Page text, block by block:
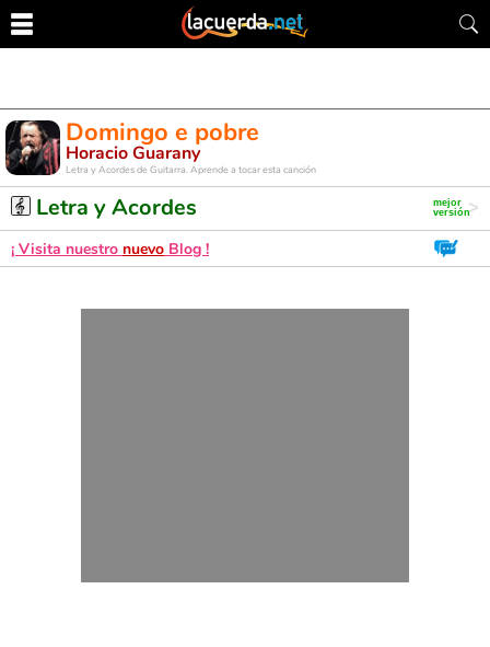
Domingo e pobre
Horacio Guarany
Letra y Acordes de Guitarra. Aprende a tocar esta canción
Letra y Acordes
¡ Visita nuestro nuevo Blog !